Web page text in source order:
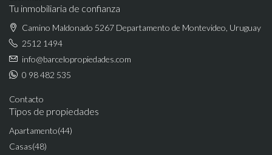
Tu inmobiliaria de confianza
Camino Maldonado 5267 Departamento de Montevideo, Uruguay
2512 1494
info@barcelopropiedades.com
0 98 482 535
Contacto
Tipos de propiedades
Apartamento(44)
Casas(48)